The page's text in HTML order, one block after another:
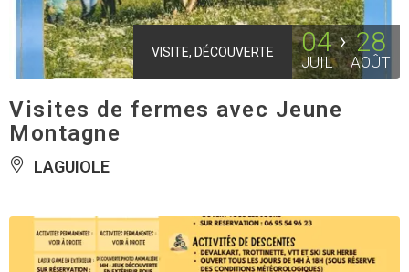
VISITE, DÉCOUVERTE 04
JUIL
28
AOÛT
Visites de fermes avec Jeune
Montagne
LAGUIOLE